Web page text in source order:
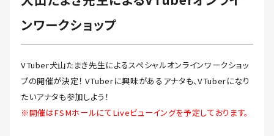
ンワークショップ
VTuber犬山たまき先生によるスペシャルオンラインワークショッ
プの開催が決定！ VTuberに興味があるアナタも、VTuberになり
たいアナタも参加しよう！
※開催はFSMホールにてLiveビューイングを予定しております。